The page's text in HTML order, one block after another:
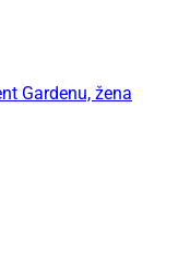
Gardenu, žena